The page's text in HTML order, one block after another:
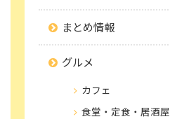
まとめ情報
グルメ
カフェ
食堂・定食・居酒屋